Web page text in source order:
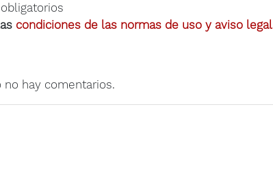
condiciones de las normas de uso y aviso legal
hay comentarios.